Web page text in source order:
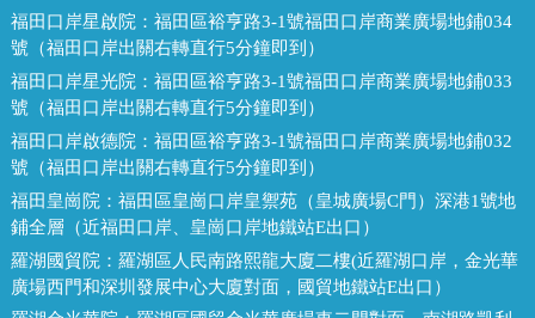
福田口岸星啟院： 福田區裕亨路3-1號福田口岸商業廣場地鋪034
號（福田口岸出關右轉直行5分鐘即到）
福田口岸星光院： 福田區裕亨路3-1號福田口岸商業廣場地鋪033
號（福田口岸出關右轉直行5分鐘即到）
福田口岸啟德院： 福田區裕亨路3-1號福田口岸商業廣場地鋪032
號（福田口岸出關右轉直行5分鐘即到）
福田皇崗院： 福田區皇崗口岸皇禦苑（皇城廣場C門）深港1號地
鋪全層（近福田口岸、皇崗口岸地鐵站E出口）
羅湖國貿院： 羅湖區人民南路熙龍大廈二樓(近羅湖口岸，金光華
廣場西門和深圳發展中心大廈對面，國貿地鐵站E出口）